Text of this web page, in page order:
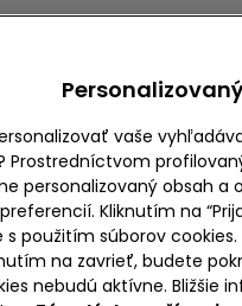
vaše
Prostredníctvom
personalizovaný obsah
Kliknutím na
s použitím súborov
na zavrieť, budete
nebudú aktívne. Bližšie